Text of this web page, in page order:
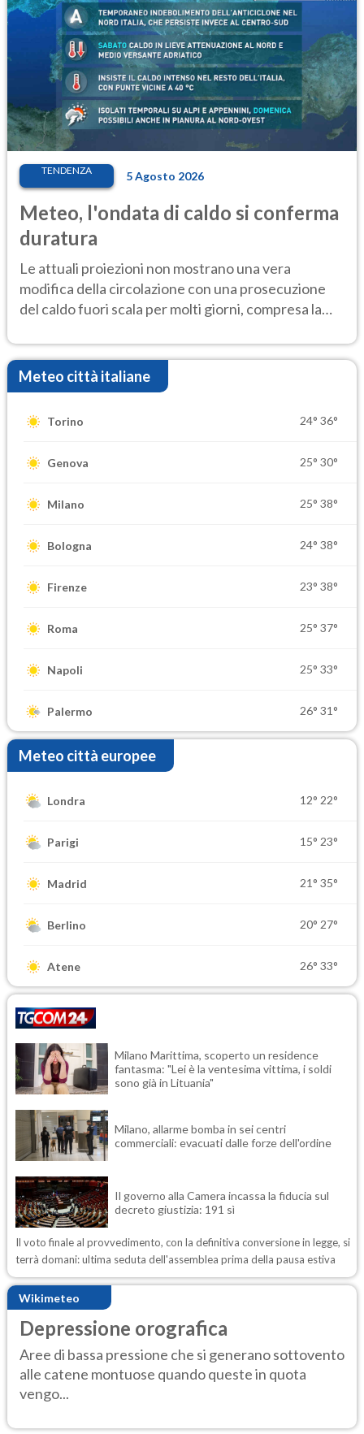
TENDENZA 5 Agosto 2026
Meteo, l'ondata di caldo si conferma
duratura
Le attuali proiezioni non mostrano una vera
modifica della circolazione con una prosecuzione
del caldo fuori scala per molti giorni, compresa la
Meteo città italiane
Torino 24° 36°
Genova 25° 30°
Milano 25° 38°
Bologna 24° 38°
Firenze 23° 38°
Roma 25° 37°
Napoli 25° 33°
Palermo 26° 31°
Meteo città europee
Londra 12° 22°
Parigi 15° 23°
Madrid 21° 35°
Berlino 20° 27°
Atene 26° 33°
Milano Marittima, scoperto un residence
fantasma: "Lei è la ventesima vittima, i soldi
sono già in Lituania"
Milano, allarme bomba in sei centri
commerciali: evacuati dalle forze dell'ordine
Il governo alla Camera incassa la fiducia sul
decreto giustizia: 191 sì
Il voto finale al provvedimento, con la definitiva conversione in legge, si
terrà domani: ultima seduta dell'assemblea prima della pausa estiva
Wikimeteo
Depressione orografica
Aree di bassa pressione che si generano sottovento
alle catene montuose quando queste in quota
vengo...